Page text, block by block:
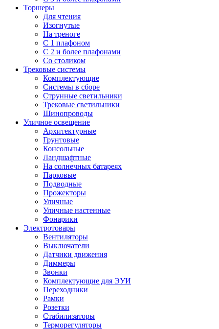
Торшеры
Для чтения
Изогнутые
На треноге
С 1 плафоном
С 2 и более плафонами
Со столиком
Трековые системы
Комплектующие
Системы в сборе
Струнные светильники
Трековые светильники
Шинопроводы
Уличное освещение
Архитектурные
Грунтовые
Консольные
Ландшафтные
На солнечных батареях
Парковые
Подводные
Прожекторы
Уличные
Уличные настенные
Фонарики
Электротовары
Вентиляторы
Выключатели
Датчики движения
Диммеры
Звонки
Комплектующие для ЭУИ
Переходники
Рамки
Розетки
Стабилизаторы
Терморегуляторы